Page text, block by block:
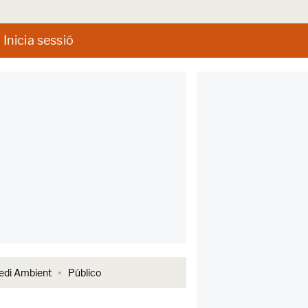
Inicia sessió
Ambient Público